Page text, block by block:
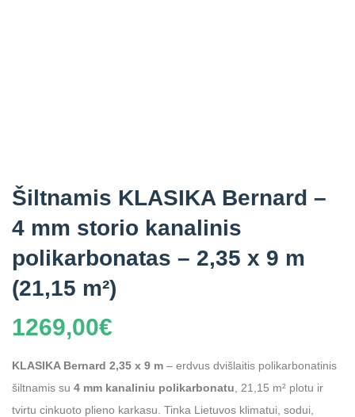
Šiltnamis KLASIKA Bernard –
4 mm storio kanalinis
polikarbonatas – 2,35 x 9 m
(21,15 m²)
1269,00€
KLASIKA Bernard 2,35 x 9 m – erdvus dvišlaitis polikarbonatinis
šiltnamis su 4 mm kanaliniu polikarbonatu , 21,15 m² plotu ir
tvirtu cinkuoto plieno karkasu. Tinka Lietuvos klimatui, sodui,